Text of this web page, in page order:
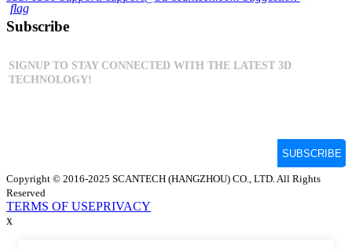
Subscribe
Copyright © 2016-2025 SCANTECH (HANGZHOU) CO., LTD. All Rights
Reserved
TERMS OF USEPRIVACY
x